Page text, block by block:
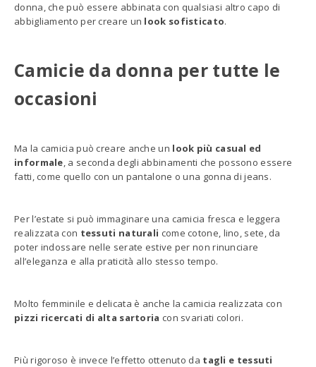
donna, che può essere abbinata con qualsiasi altro capo di
abbigliamento per creare un look sofisticato.
Camicie da donna per tutte le
occasioni
Ma la camicia può creare anche un look più casual ed
informale, a seconda degli abbinamenti che possono essere
fatti, come quello con un pantalone o una gonna di jeans.
Per l’estate si può immaginare una camicia fresca e leggera
realizzata con tessuti naturali come cotone, lino, sete, da
poter indossare nelle serate estive per non rinunciare
all’eleganza e alla praticità allo stesso tempo.
Molto femminile e delicata è anche la camicia realizzata con
pizzi ricercati di alta sartoria con svariati colori.
Più rigoroso è invece l’effetto ottenuto da tagli e tessuti